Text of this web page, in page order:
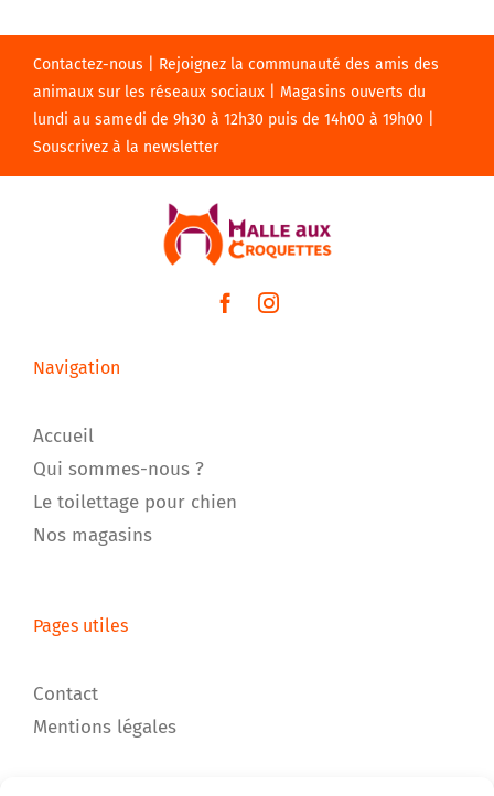
Contactez-nous | Rejoignez la communauté des amis des
animaux sur les réseaux sociaux | Magasins ouverts du
lundi au samedi de 9h30 à 12h30 puis de 14h00 à 19h00 |
Souscrivez à la newsletter
Navigation
Accueil
Qui sommes-nous ?
Le toilettage pour chien
Nos magasins
Pages utiles
Contact
Mentions légales